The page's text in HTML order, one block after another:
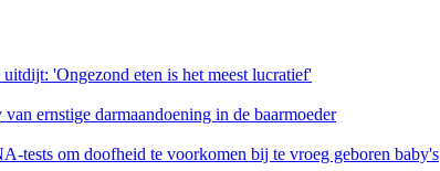
'Ongezond eten is het meest lucratief'
ernstige darmaandoening in de baarmoeder
tests om doofheid te voorkomen bij te vroeg geboren baby's